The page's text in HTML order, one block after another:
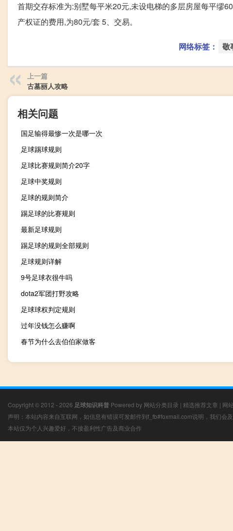
首期交存标准为:别墅每平米20元,未设电梯的多层房屋每平缪
产权证的费用,为80元/套 5、交易。
网络标签： 敬
上一篇
古墓丽人攻略
相关问题
国足输得最惨一次是哪一次
足球踢球规则
足球比赛规则简介20字
足球中奖规则
足球的规则简介
踢足球的比赛规则
最新足球规则
踢足球的规则全部规则
足球规则详解
9号足球衣很牛吗
dota2军团打野攻略
足球球权判定规则
过年没钱怎么赚啊
春节为什么去伯伯家做客
Copyright © 2012 - 2026 足球知识科普 Powered by 网站分类目录 | 精选推荐文章 | 网
声明：本站内容来自互联网，如信息有错误可发邮件到f_fb#foxmail.com说明，我们会
本站仅为个人兴趣爱好，不接盈利性广告及商业合作